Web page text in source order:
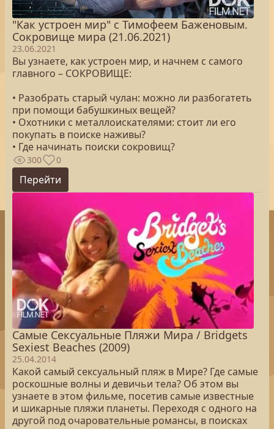
"Как устроен мир" с Тимофеем Баженовым.
Сокровище мира (21.06.2021)
23.06.2021
Вы узнаете, как устроен мир, и начнем с самого
главного – СОКРОВИЩЕ:
• Разобрать старый чулан: можно ли разбогатеть
при помощи бабушкиных вещей?
• Охотники с металлоискателями: стоит ли его
покупать в поиске наживы?
• Где начинать поиски сокровищ?
300 0
Перейти
Самые Сексуальные Пляжи Мира / Bridgets
Sexiest Beaches (2009)
25.04.2014
Какой самый сексуальный пляж в Мире? Где самые
роскошные волны и девичьи тела? Об этом вы
узнаете в этом фильме, посетив самые известные
и шикарные пляжи планеты. Переходя с одного на
другой под очаровательные романсы, в поисках